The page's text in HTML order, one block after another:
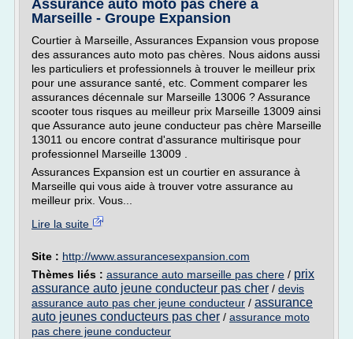
Assurance auto moto pas chère à
Marseille - Groupe Expansion
Courtier à Marseille, Assurances Expansion vous propose
des assurances auto moto pas chères. Nous aidons aussi
les particuliers et professionnels à trouver le meilleur prix
pour une assurance santé, etc. Comment comparer les
assurances décennale sur Marseille 13006 ? Assurance
scooter tous risques au meilleur prix Marseille 13009 ainsi
que Assurance auto jeune conducteur pas chère Marseille
13011 ou encore contrat d'assurance multirisque pour
professionnel Marseille 13009 .
Assurances Expansion est un courtier en assurance à
Marseille qui vous aide à trouver votre assurance au
meilleur prix. Vous...
Lire la suite
Site : http://www.assurancesexpansion.com
Thèmes liés : assurance auto marseille pas chere / prix
assurance auto jeune conducteur pas cher / devis
assurance auto pas cher jeune conducteur / assurance
auto jeunes conducteurs pas cher / assurance moto
pas chere jeune conducteur